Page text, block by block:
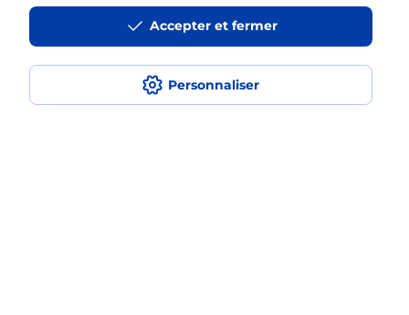
Personnaliser
Accepter et fermer
Est-ce que je peux assurer mon
smartphone Samsung ?